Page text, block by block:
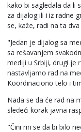
kako bi sagledala da li
za dijalog ili i iz radne
se, kaže, radi na ta
"Jedan je dijalog sa
sa rešavanjem
mediji u Srbiji, drugi je
nastavljamo rad na
Koordinaciono telo i
Nada se da će rad na
sledeći korak javna
"Čini mi se da bi bilo